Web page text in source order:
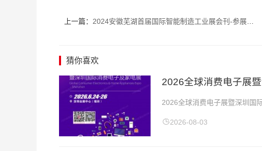
上一篇： 2024安徽芜湖首届国际智能制造工业展会刊-参展商名录
猜你喜欢
​2026全球消费电子展
2026全球消费电子展暨深圳国
点：深圳会展中心2026全球消
2026-08-03